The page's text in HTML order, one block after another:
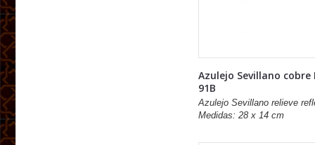
Azulejo Sevillano cobre
91B
Azulejo Sevillano relieve
Medidas: 28 x 14 cm